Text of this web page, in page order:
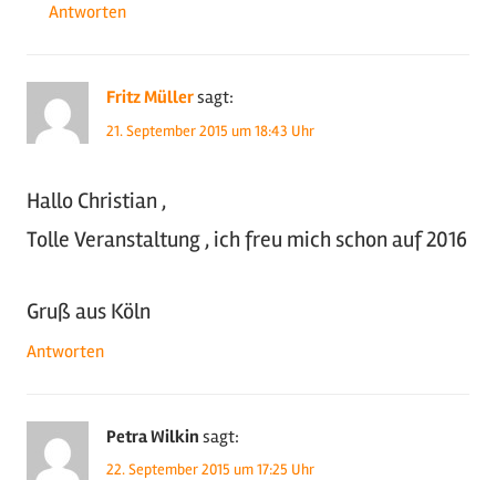
Antworten
Fritz Müllersagt:
21. September 2015 um 18:43 Uhr
Hallo Christian ,
Tolle Veranstaltung , ich freu mich schon auf 2016
Gruß aus Köln
Antworten
Petra Wilkin sagt:
22. September 2015 um 17:25 Uhr